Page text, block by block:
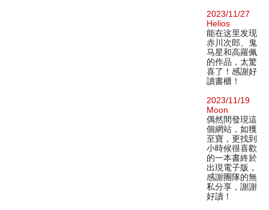
2023/11/27
Helios
能在这里发现
赤川次郎、鬼
马星和高羅佩
的作品，太驚
喜了！感謝好
讀書櫃！
2023/11/19
Moon
偶然間發現這
個網站，如獲
至寶，更找到
小時候很喜歡
的一本書終於
出現電子版，
感謝團隊的無
私分享，謝謝
好讀！